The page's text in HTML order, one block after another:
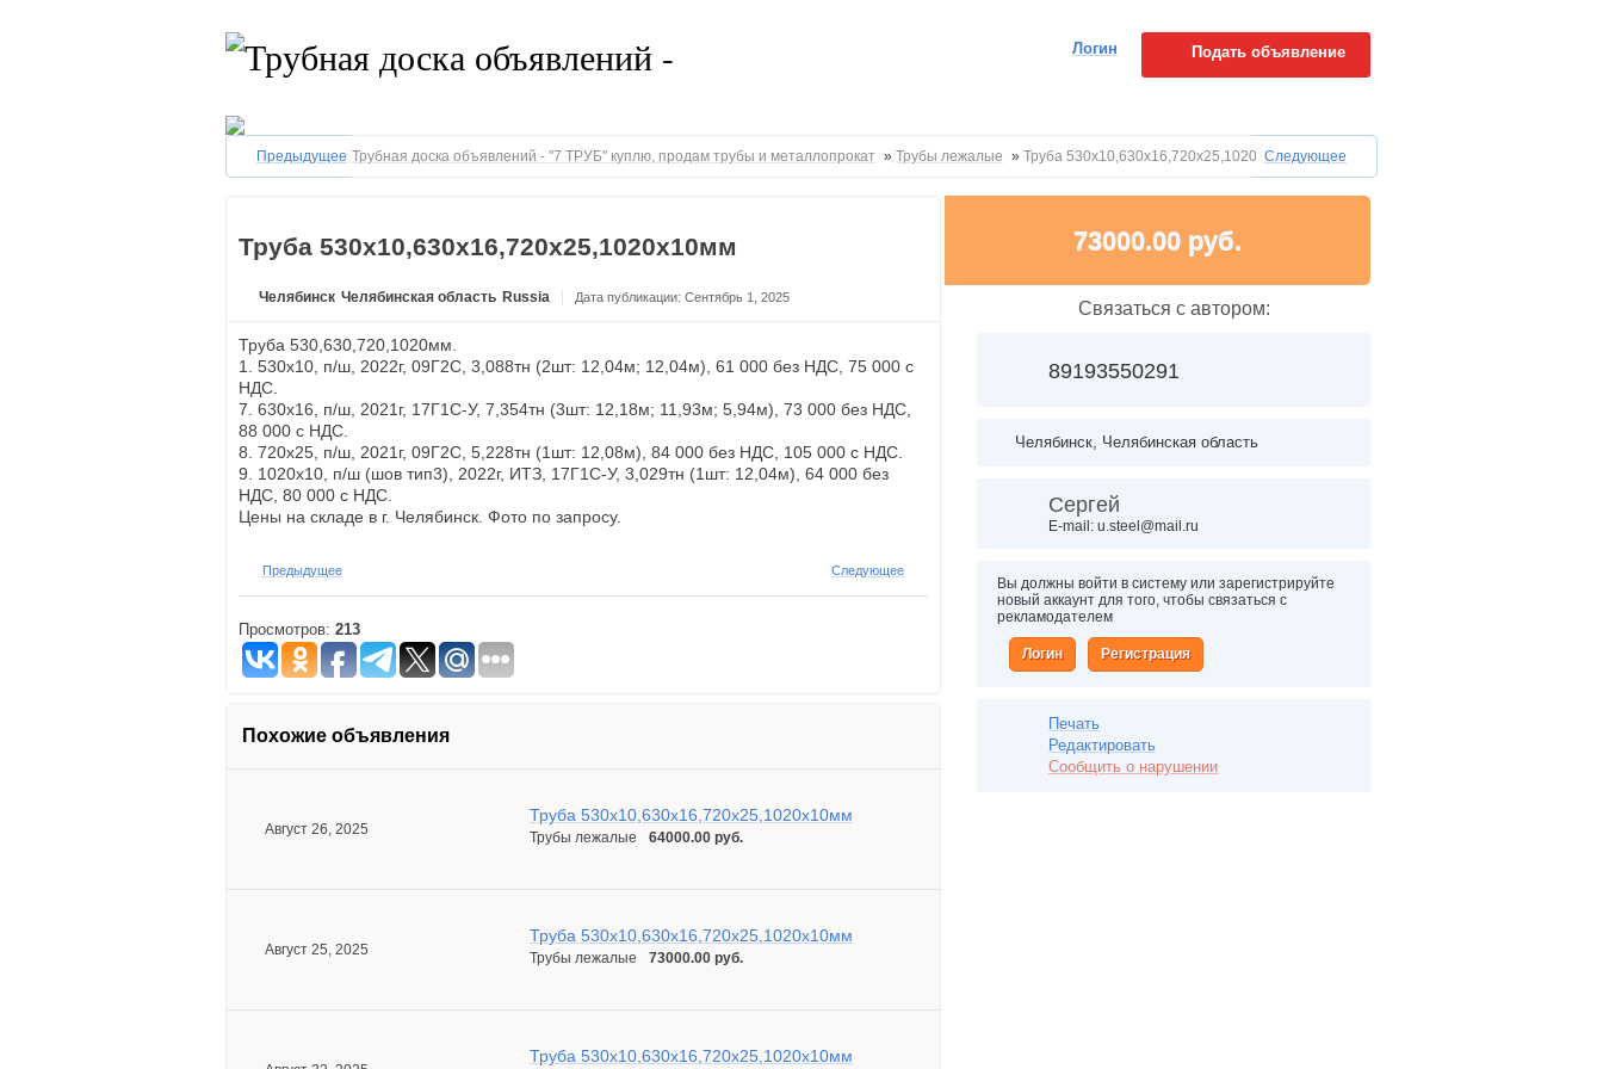
Логин Подать объявление
Предыдущее Следующее
Трубная доска объявлений - "7 ТРУБ" куплю, продам трубы и металлопрокат » Трубы лежалые » Труба 530х10,630х16,720х25,1020х10мм
Труба 530х10,630х16,720х25,1020х10мм
Челябинск Челябинская область Russia Дата публикации: Сентябрь 1, 2025
Труба 530,630,720,1020мм.
1. 530х10, п/ш, 2022г, 09Г2С, 3,088тн (2шт: 12,04м; 12,04м), 61 000 без НДС, 75 000 с
НДС.
7. 630х16, п/ш, 2021г, 17Г1С-У, 7,354тн (3шт: 12,18м; 11,93м; 5,94м), 73 000 без НДС,
88 000 с НДС.
8. 720х25, п/ш, 2021г, 09Г2С, 5,228тн (1шт: 12,08м), 84 000 без НДС, 105 000 с НДС.
9. 1020х10, п/ш (шов тип3), 2022г, ИТЗ, 17Г1С-У, 3,029тн (1шт: 12,04м), 64 000 без
НДС, 80 000 с НДС.
Цены на складе в г. Челябинск. Фото по запросу.
Предыдущее Следующее
Просмотров: 213
Похожие объявления
Август 26, 2025
Труба 530х10,630х16,720х25,1020х10мм
Трубы лежалые 64000.00 руб.
Август 25, 2025
Труба 530х10,630х16,720х25,1020х10мм
Трубы лежалые 73000.00 руб.
Труба 530х10,630х16,720х25,1020х10мм
73000.00 руб.
Связаться с автором:
89193550291
Челябинск, Челябинская область
Сергей
E-mail: u.steel@mail.ru
Вы должны войти в систему или зарегистрируйте
новый аккаунт для того, чтобы связаться с
рекламодателем
Логин Регистрация
Печать
Редактировать
Сообщить о нарушении